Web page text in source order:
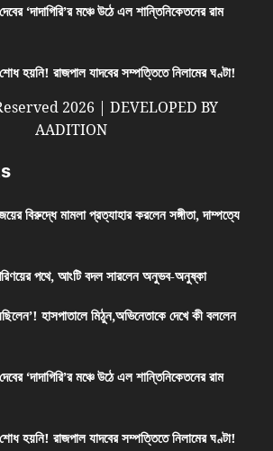
‘দাদাগিরি’র মঞ্চে উঠে এল শান্তিনিকেতনের রাম
হয়নি! রাজপাল যাদবের সম্পত্তিতে নিলামের ঘণ্টা!
2026 | DEVELOPED BY
AADITION
বিরুদ্ধে মামলা প্রত্যাহার করলেন সঙ্গীতা, দাম্পত্যে
পথে, আংটি বদল সারলেন অনুভব-অনুষ্কা
হাসপাতালে মিঠুন,অভিনেতাকে দেখে কী বললেন
‘দাদাগিরি’র মঞ্চে উঠে এল শান্তিনিকেতনের রাম
হয়নি! রাজপাল যাদবের সম্পত্তিতে নিলামের ঘণ্টা!